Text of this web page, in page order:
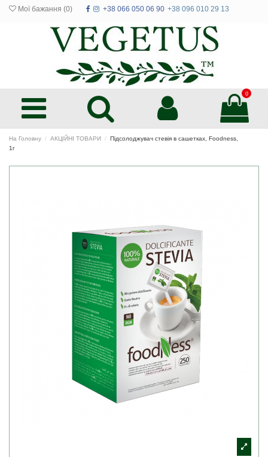
Мої бажання (0) +38 066 050 06 90 +38 096 010 29 13
0
На Головну АКЦІЙНІ ТОВАРИ
Підсолоджувач стевія в сашетках, Foodness,
1г